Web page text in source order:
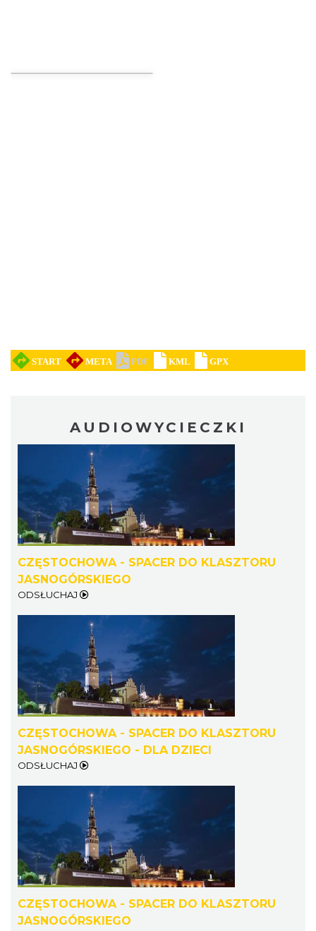
AUDIOWYCIECZKI
CZĘSTOCHOWA - SPACER DO KLASZTORU
JASNOGÓRSKIEGO
ODSŁUCHAJ
CZĘSTOCHOWA - SPACER DO KLASZTORU
JASNOGÓRSKIEGO - DLA DZIECI
ODSŁUCHAJ
CZĘSTOCHOWA - SPACER DO KLASZTORU
JASNOGÓRSKIEGO